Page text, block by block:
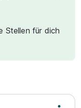
Stellen für dich